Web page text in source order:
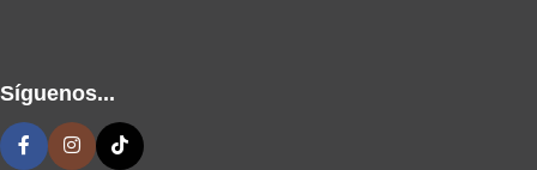
Síguenos...